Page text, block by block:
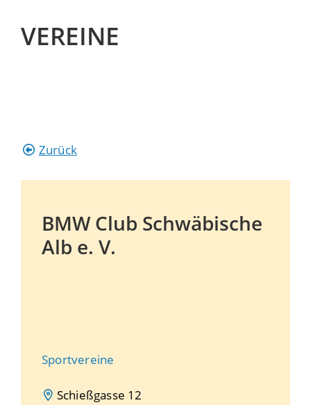
VEREINE
Zurück
BMW Club Schwäbische
Alb e. V.
Schießgasse 12
Sportvereine